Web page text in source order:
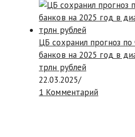
ЦБ сохранил прогноз
банков на 2025 год в
трлн рублей
22.03.2025/
1 Комментарий